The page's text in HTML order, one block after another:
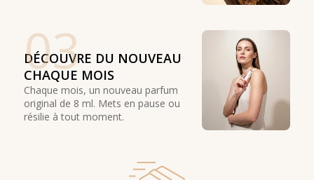
03
DÉCOUVRE DU NOUVEAU
CHAQUE MOIS
Chaque mois, un nouveau parfum
original de 8 ml. Mets en pause ou
résilie à tout moment.